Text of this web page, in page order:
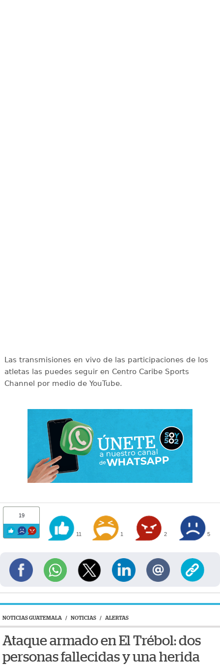
Las transmisiones en vivo de las participaciones de los
atletas las puedes seguir en Centro Caribe Sports
Channel por medio de YouTube.
19
11 1 2 5
NOTICIAS GUATEMALA / NOTICIAS / ALERTAS
Ataque armado en El Trébol: dos
personas fallecidas y una herida